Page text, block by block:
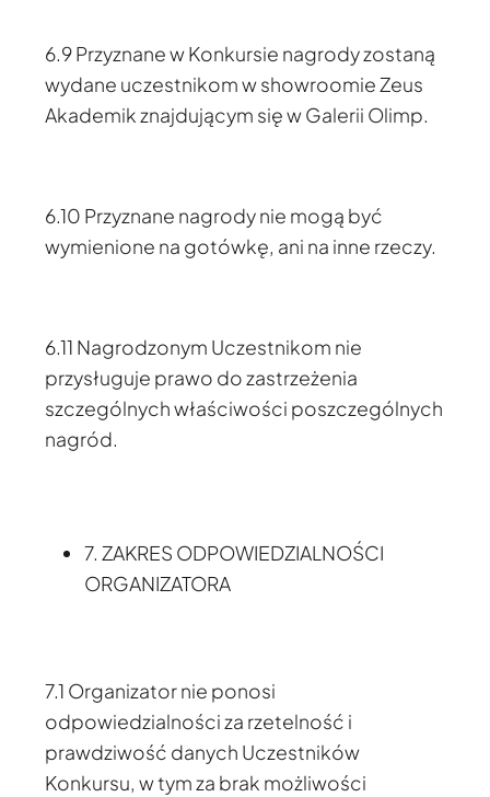
6.9 Przyznane w Konkursie nagrody zostaną
wydane uczestnikom w showroomie Zeus
Akademik znajdującym się w Galerii Olimp.
6.10 Przyznane nagrody nie mogą być
wymienione na gotówkę, ani na inne rzeczy.
6.11 Nagrodzonym Uczestnikom nie
przysługuje prawo do zastrzeżenia
szczególnych właściwości poszczególnych
nagród.
7. ZAKRES ODPOWIEDZIALNOŚCI
ORGANIZATORA
7.1 Organizator nie ponosi
odpowiedzialności za rzetelność i
prawdziwość danych Uczestników
Konkursu, w tym za brak możliwości